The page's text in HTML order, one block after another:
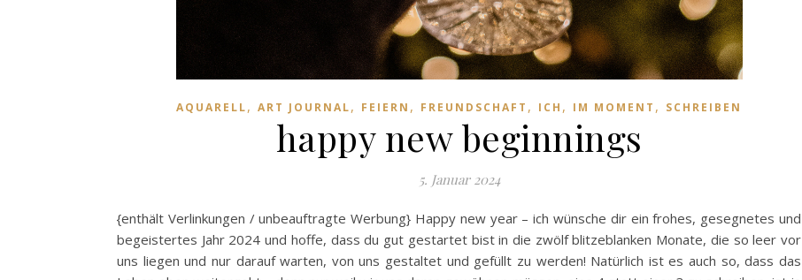
AQUARELL, ART JOURNAL, FEIERN , FREUNDSCHAFT , ICH , IM MOMENT , SCHREIBEN
happy new beginnings
5. Januar 2024
{enthält Verlinkungen / unbeauftragte Werbung} Happy new year – ich wünsche dir ein frohes, gesegnetes und
begeistertes Jahr 2024 und hoffe, dass du gut gestartet bist in die zwölf blitzeblanken Monate, die so leer vor
uns liegen und nur darauf warten, von uns gestaltet und gefüllt zu werden! Natürlich ist es auch so, dass das